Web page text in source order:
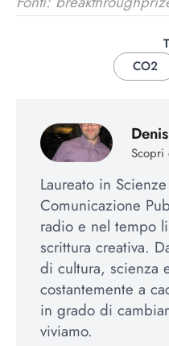
CO2
Laureato in
Comunicazione
radio e nel tempo
scrittura creativa.
di cultura, scienza
costantemente a
in grado di
viviamo.